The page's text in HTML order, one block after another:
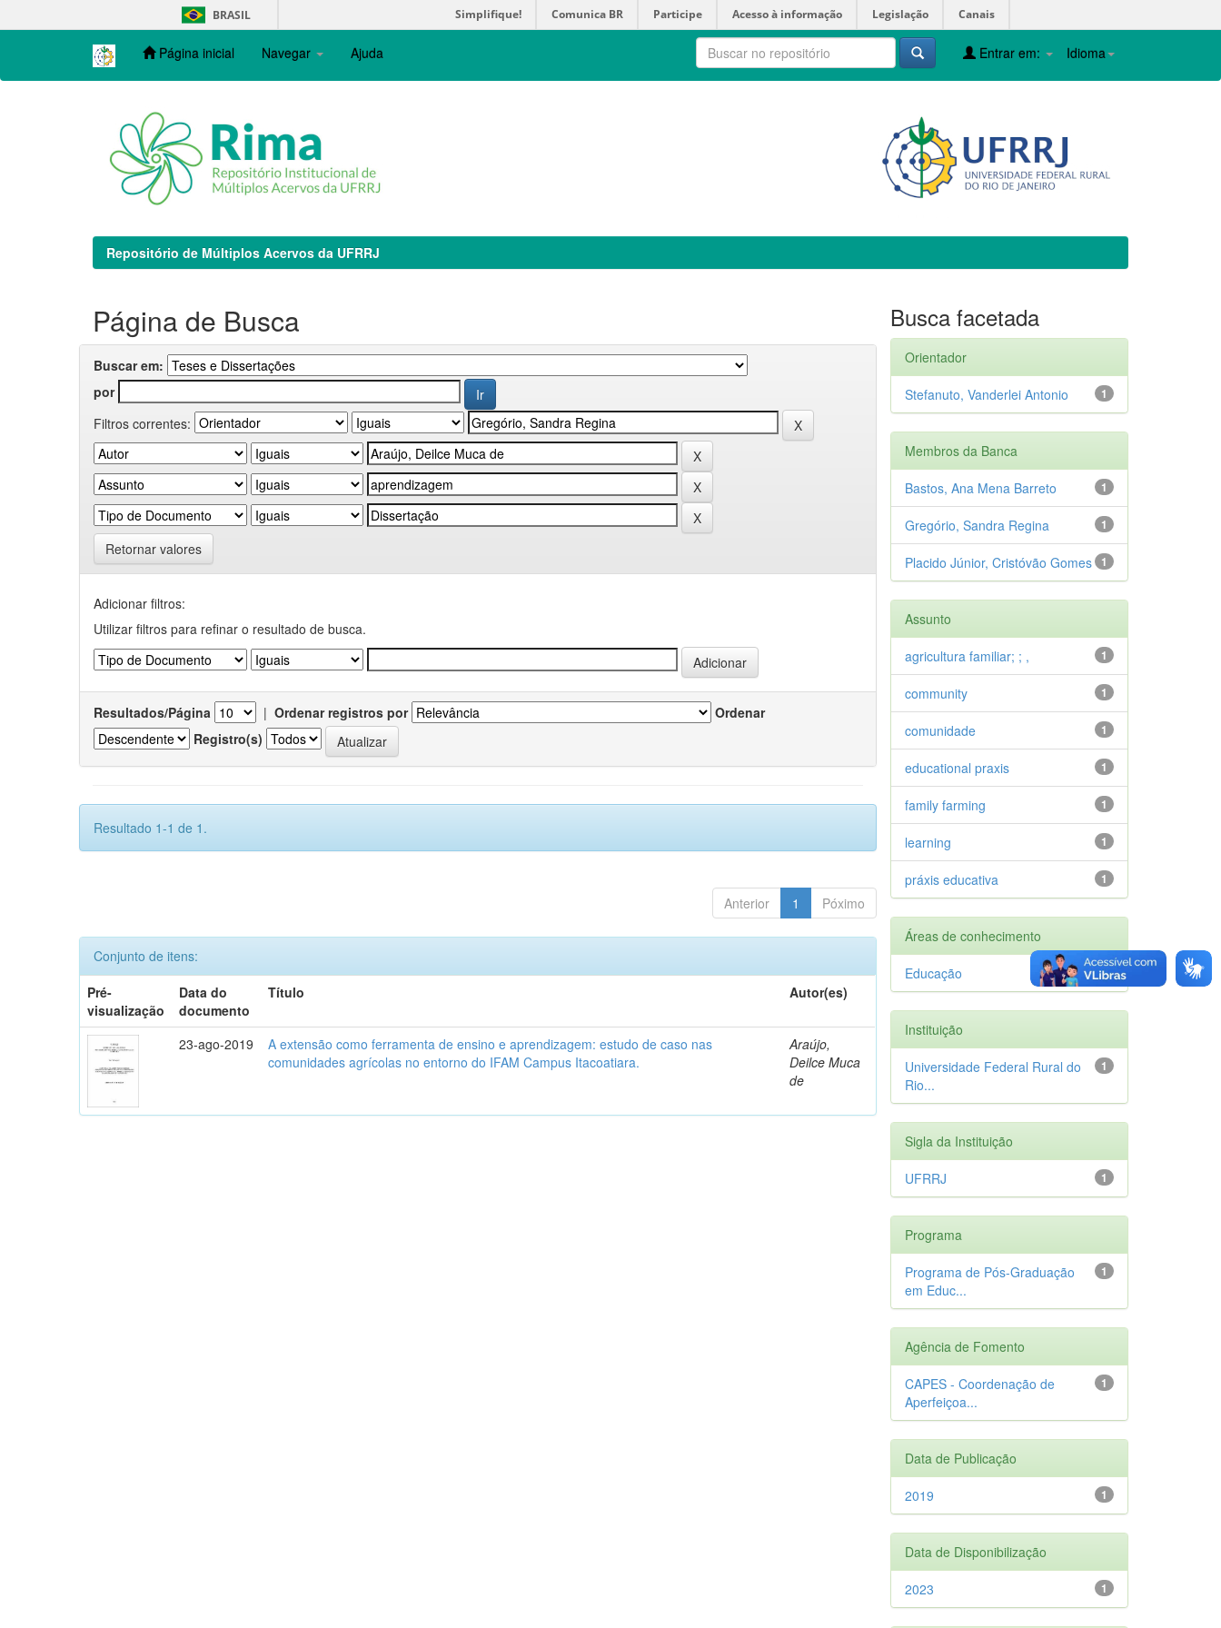
navigation
BRASIL Simplifique! Comunica BR Participe Acesso à informação Legislação Canais
Página inicial Navegar Ajuda Idioma
Entrar em:
Repositório de Múltiplos Acervos da UFRRJ
Página de Busca
Buscar em:
por
Filtros correntes:
Retornar valores
Adicionar filtros:
Utilizar filtros para refinar o resultado de busca.
Resultados/Página | Ordenar registros por
Ordenar
Registro(s)
Resultado 1-1 de 1.
Anterior 1 Póximo
Conjunto de itens:
Pré-
visualização
Data do
documento
Título Autor(es)
23-ago-2019
A extensão como ferramenta de ensino e aprendizagem: estudo de caso nas
comunidades agrícolas no entorno do IFAM Campus Itacoatiara.
Araújo,
Deilce Muca
de
Busca facetada
Orientador
1
Stefanuto, Vanderlei Antonio
Membros da Banca
1
Bastos, Ana Mena Barreto
1
Gregório, Sandra Regina
1
Placido Júnior, Cristóvão Gomes
Assunto
1
agricultura familiar; ; ,
1
community
1
comunidade
1
educational praxis
1
family farming
1
learning
1
práxis educativa
Áreas de conhecimento
1
Educação
Instituição
1
Universidade Federal Rural do
Rio...
Sigla da Instituição
1
UFRRJ
Programa
1
Programa de Pós-Graduação
em Educ...
Agência de Fomento
1
CAPES - Coordenação de
Aperfeiçoa...
Data de Publicação
1
2019
Data de Disponibilização
1
2023